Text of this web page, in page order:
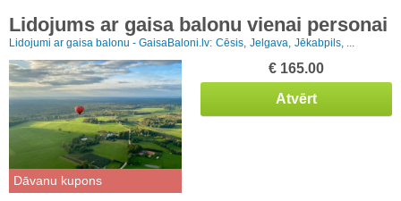
Lidojums ar gaisa balonu vienai personai
Lidojumi ar gaisa balonu - GaisaBaloni.lv: Cēsis, Jelgava, Jēkabpils, ...
Dāvanu kupons
€ 165.00
Atvērt